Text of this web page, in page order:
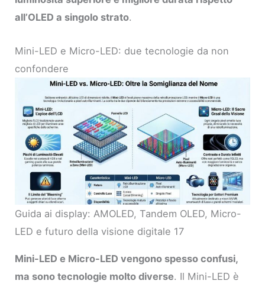
all’OLED a singolo strato.
Mini-LED e Micro-LED: due tecnologie da non
confondere
Guida ai display: AMOLED, Tandem OLED, Micro-
LED e futuro della visione digitale 17
Mini-LED e Micro-LED vengono spesso confusi,
ma sono tecnologie molto diverse. Il Mini-LED è